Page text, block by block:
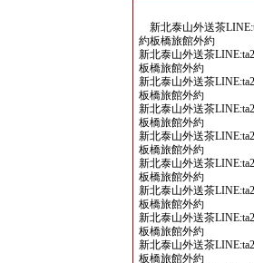
新北泰山外送茶
約板橋旅館外約
新北泰山外送茶
板橋旅館外約
新北泰山外送茶
板橋旅館外約
新北泰山外送茶
板橋旅館外約
新北泰山外送茶
板橋旅館外約
新北泰山外送茶
板橋旅館外約
新北泰山外送茶
板橋旅館外約
新北泰山外送茶
板橋旅館外約
新北泰山外送茶
板橋旅館外約